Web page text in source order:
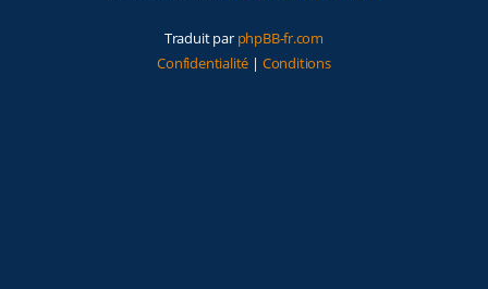
Traduit par phpBB-fr.com
Confidentialité | Conditions